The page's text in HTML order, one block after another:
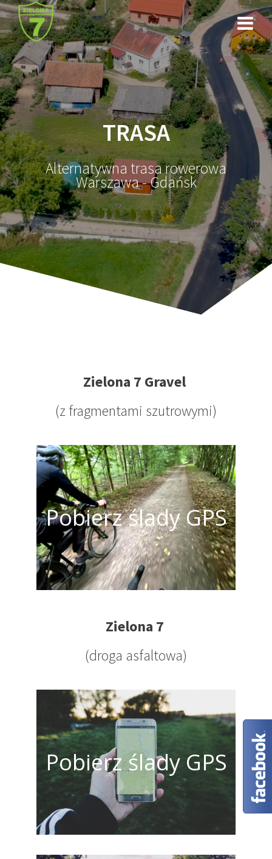
do
treści
TRASA
Alternatywna trasa rowerowa
Warszawa - Gdańsk
Zielona 7 Gravel
(z fragmentami szutrowymi)
Pobierz ślady GPS
Zielona 7
(droga asfaltowa)
Pobierz ślady GPS